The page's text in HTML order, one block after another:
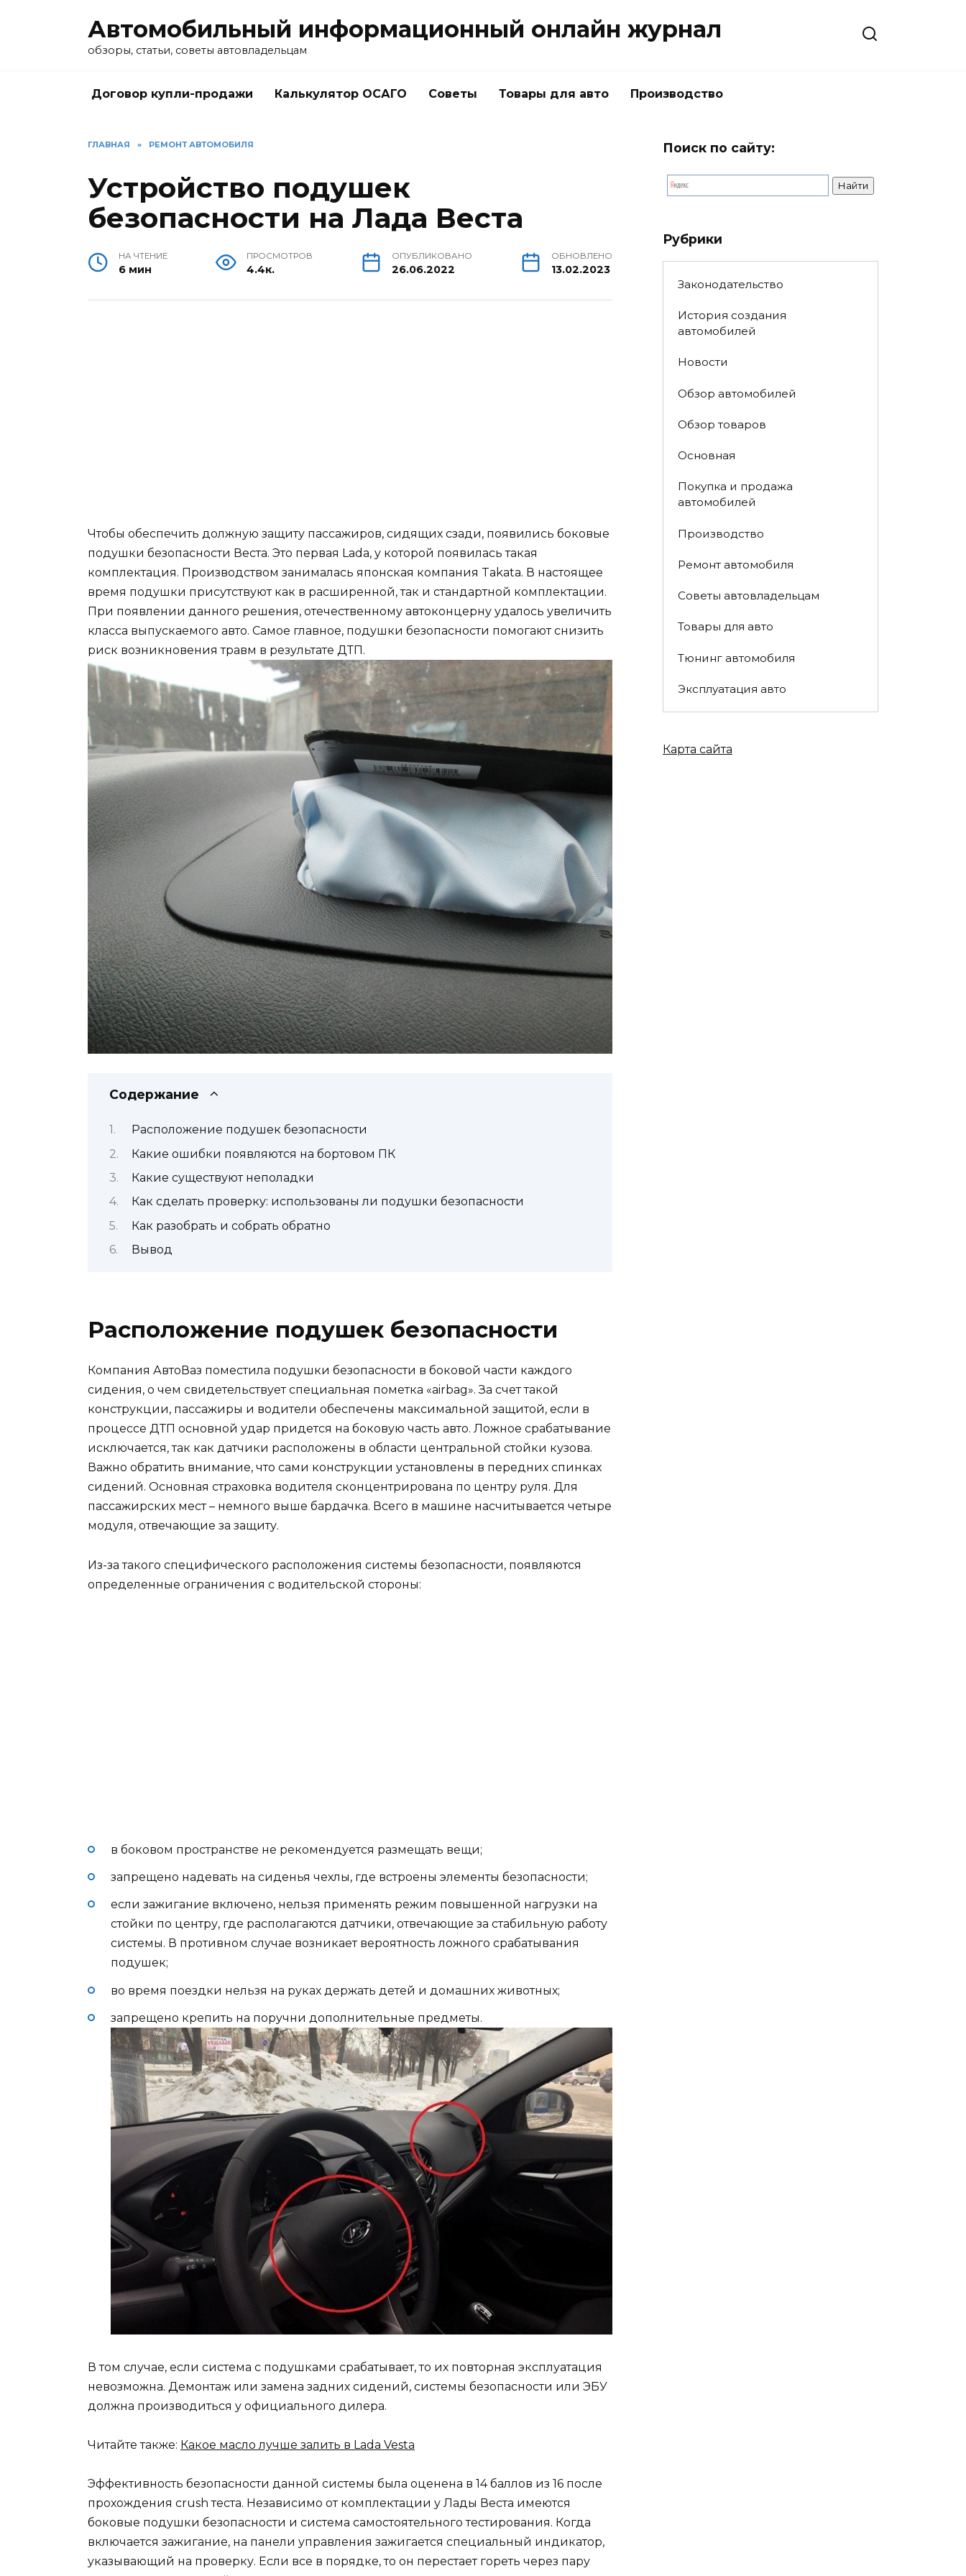
Автомобильный информационный онлайн журнал
обзоры, статьи, советы автовладельцам
Договор купли-продажи Калькулятор ОСАГО Советы Товары для авто Производство
ГЛАВНАЯ » РЕМОНТ АВТОМОБИЛЯ
Устройство подушек
безопасности на Лада Веста
НА ЧТЕНИЕ
6 мин
ПРОСМОТРОВ
4.4к.
ОПУБЛИКОВАНО
26.06.2022
ОБНОВЛЕНО
13.02.2023
Чтобы обеспечить должную защиту пассажиров, сидящих сзади, появились боковые
подушки безопасности Веста. Это первая Lada, у которой появилась такая
комплектация. Производством занималась японская компания Takata. В настоящее
время подушки присутствуют как в расширенной, так и стандартной комплектации.
При появлении данного решения, отечественному автоконцерну удалось увеличить
класса выпускаемого авто. Самое главное, подушки безопасности помогают снизить
риск возникновения травм в результате ДТП.
Содержание
Расположение подушек безопасности
Какие ошибки появляются на бортовом ПК
Какие существуют неполадки
Как сделать проверку: использованы ли подушки безопасности
Как разобрать и собрать обратно
Вывод
Расположение подушек безопасности
Компания АвтоВаз поместила подушки безопасности в боковой части каждого
сидения, о чем свидетельствует специальная пометка «airbag». За счет такой
конструкции, пассажиры и водители обеспечены максимальной защитой, если в
процессе ДТП основной удар придется на боковую часть авто. Ложное срабатывание
исключается, так как датчики расположены в области центральной стойки кузова.
Важно обратить внимание, что сами конструкции установлены в передних спинках
сидений. Основная страховка водителя сконцентрирована по центру руля. Для
пассажирских мест – немного выше бардачка. Всего в машине насчитывается четыре
модуля, отвечающие за защиту.
Из-за такого специфического расположения системы безопасности, появляются
определенные ограничения с водительской стороны:
в боковом пространстве не рекомендуется размещать вещи;
запрещено надевать на сиденья чехлы, где встроены элементы безопасности;
если зажигание включено, нельзя применять режим повышенной нагрузки на
стойки по центру, где располагаются датчики, отвечающие за стабильную работу
системы. В противном случае возникает вероятность ложного срабатывания
подушек;
во время поездки нельзя на руках держать детей и домашних животных;
запрещено крепить на поручни дополнительные предметы.
В том случае, если система с подушками срабатывает, то их повторная эксплуатация
невозможна. Демонтаж или замена задних сидений, системы безопасности или ЭБУ
должна производиться у официального дилера.
Читайте также: Какое масло лучше залить в Lada Vesta
Эффективность безопасности данной системы была оценена в 14 баллов из 16 после
прохождения crush теста. Независимо от комплектации у Лады Веста имеются
боковые подушки безопасности и система самостоятельного тестирования. Когда
включается зажигание, на панели управления зажигается специальный индикатор,
указывающий на проверку. Если все в порядке, то он перестает гореть через пару
Поиск по сайту:
Рубрики
Законодательство
История создания
автомобилей
Новости
Обзор автомобилей
Обзор товаров
Основная
Покупка и продажа
автомобилей
Производство
Ремонт автомобиля
Советы автовладельцам
Товары для авто
Тюнинг автомобиля
Эксплуатация авто
Карта сайта